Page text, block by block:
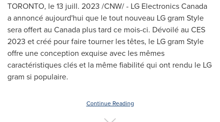
TORONTO, le 13 juill. 2023 /CNW/ - LG Electronics Canada
a annoncé aujourd'hui que le tout nouveau LG gram Style
sera offert au Canada plus tard ce mois-ci. Dévoilé au CES
2023 etcréé pour faire tourner les têtes, le LG gram Style
offre une conception exquise avec les mêmes
caractéristiques clés et la même fiabilité qui ont rendu le LG
gram si populaire.
Continue Reading